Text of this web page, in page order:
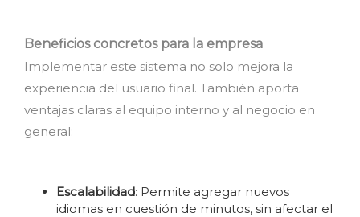
Beneficios concretos para la empresa
Implementar este sistema no solo mejora la
experiencia del usuario final. También aporta
ventajas claras al equipo interno y al negocio en
general:
Escalabilidad: Permite agregar nuevos
idiomas en cuestión de minutos, sin afectar el